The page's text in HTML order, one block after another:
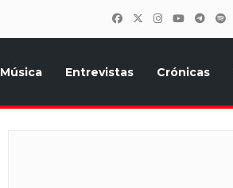
Música Entrevistas Crónicas